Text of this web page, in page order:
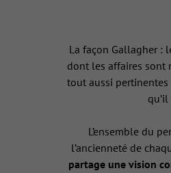
La façon Gallagher :
dont les affaires sont
tout aussi
L’ensemble du
l’ancienneté de
partage une vision